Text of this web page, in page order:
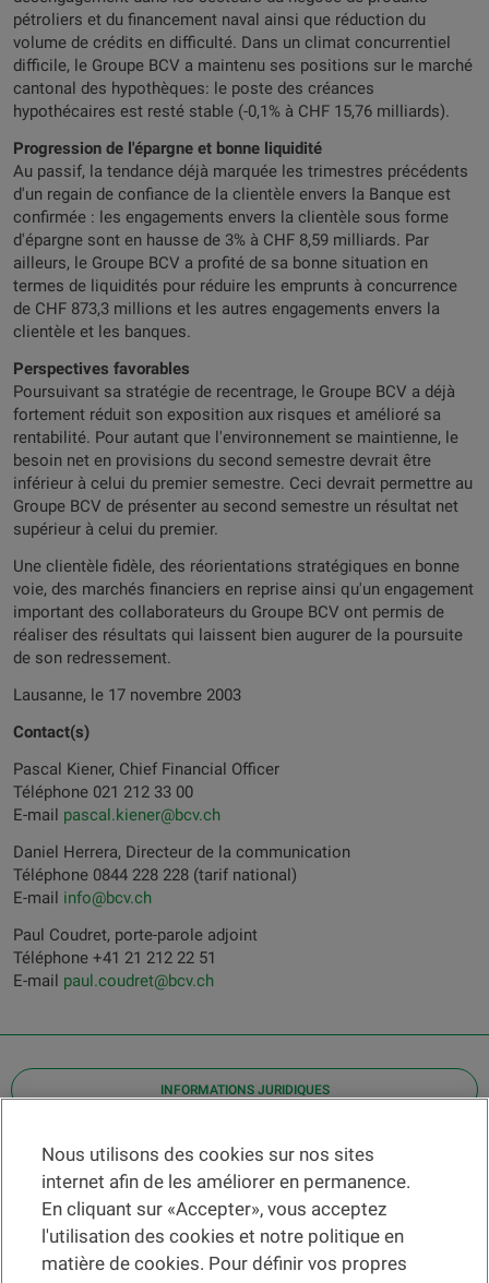
pétroliers et du financement naval ainsi que réduction du
volume de crédits en difficulté. Dans un climat concurrentiel
difficile, le Groupe BCV a maintenu ses positions sur le marché
cantonal des hypothèques: le poste des créances
hypothécaires est resté stable (-0,1% à CHF 15,76 milliards).
Progression de l'épargne et bonne liquidité
Au passif, la tendance déjà marquée les trimestres précédents
d'un regain de confiance de la clientèle envers la Banque est
confirmée : les engagements envers la clientèle sous forme
d'épargne sont en hausse de 3% à CHF 8,59 milliards. Par
ailleurs, le Groupe BCV a profité de sa bonne situation en
termes de liquidités pour réduire les emprunts à concurrence
de CHF 873,3 millions et les autres engagements envers la
clientèle et les banques.
Perspectives favorables
Poursuivant sa stratégie de recentrage, le Groupe BCV a déjà
fortement réduit son exposition aux risques et amélioré sa
rentabilité. Pour autant que l'environnement se maintienne, le
besoin net en provisions du second semestre devrait être
inférieur à celui du premier semestre. Ceci devrait permettre au
Groupe BCV de présenter au second semestre un résultat net
supérieur à celui du premier.
Une clientèle fidèle, des réorientations stratégiques en bonne
voie, des marchés financiers en reprise ainsi qu'un engagement
important des collaborateurs du Groupe BCV ont permis de
réaliser des résultats qui laissent bien augurer de la poursuite
de son redressement.
Lausanne, le 17 novembre 2003
Contact(s)
Pascal Kiener, Chief Financial Officer
Téléphone 021 212 33 00
E-mail pascal.kiener@bcv.ch
Daniel Herrera, Directeur de la communication
Téléphone 0844 228 228 (tarif national)
E-mail info@bcv.ch
Paul Coudret, porte-parole adjoint
Téléphone +41 21 212 22 51
E-mail paul.coudret@bcv.ch
INFORMATIONS JURIDIQUES
Contact
Localiser une agence
Aide
Actualités
Nous utilisons des cookies sur nos sites
internet afin de les améliorer en permanence.
En cliquant sur «Accepter», vous acceptez
l'utilisation des cookies et notre politique en
matière de cookies. Pour définir vos propres